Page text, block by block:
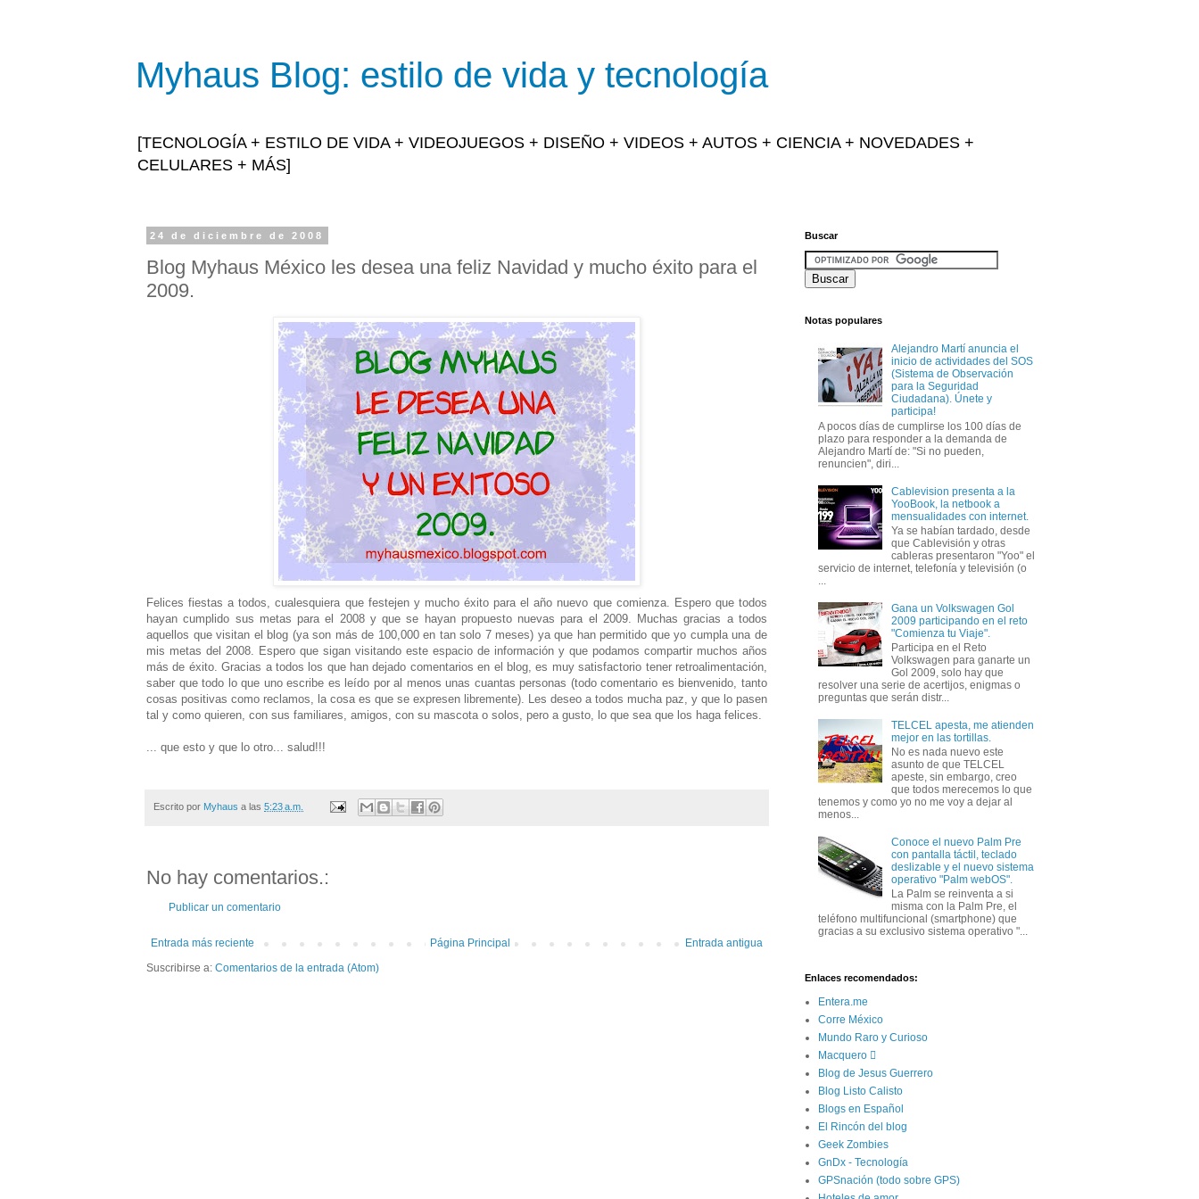
Myhaus Blog: estilo de vida y tecnología
[TECNOLOGÍA + ESTILO DE VIDA + VIDEOJUEGOS + DISEÑO + VIDEOS + AUTOS + CIENCIA + NOVEDADES +
CELULARES + MÁS]
24 de diciembre de 2008
Blog Myhaus México les desea una feliz Navidad y mucho éxito para el
2009.
Felices fiestas a todos, cualesquiera que festejen y mucho éxito para el año nuevo que comienza. Espero que todos
hayan cumplido sus metas para el 2008 y que se hayan propuesto nuevas para el 2009. Muchas gracias a todos
aquellos que visitan el blog (ya son más de 100,000 en tan solo 7 meses) ya que han permitido que yo cumpla una de
mis metas del 2008. Espero que sigan visitando este espacio de información y que podamos compartir muchos años
más de éxito. Gracias a todos los que han dejado comentarios en el blog, es muy satisfactorio tener retroalimentación,
saber que todo lo que uno escribe es leído por al menos unas cuantas personas (todo comentario es bienvenido, tanto
cosas positivas como reclamos, la cosa es que se expresen libremente). Les deseo a todos mucha paz, y que lo pasen
tal y como quieren, con sus familiares, amigos, con su mascota o solos, pero a gusto, lo que sea que los haga felices.
... que esto y que lo otro... salud!!!
Escrito por Myhaus a las 5:23 a.m.
No hay comentarios.:
Publicar un comentario
Entrada más reciente Entrada antigua
Página Principal
Suscribirse a: Comentarios de la entrada (Atom)
Buscar
Notas populares
Alejandro Martí anuncia el
inicio de actividades del SOS
(Sistema de Observación
para la Seguridad
Ciudadana). Únete y
participa!
A pocos días de cumplirse los 100 días de
plazo para responder a la demanda de
Alejandro Martí de: "Si no pueden,
renuncien", diri...
Cablevision presenta a la
YooBook, la netbook a
mensualidades con internet.
Ya se habían tardado, desde
que Cablevisión y otras
cableras presentaron "Yoo" el
servicio de internet, telefonía y televisión (o
...
Gana un Volkswagen Gol
2009 participando en el reto
"Comienza tu Viaje".
Participa en el Reto
Volkswagen para ganarte un
Gol 2009, solo hay que
resolver una serie de acertijos, enigmas o
preguntas que serán distr...
TELCEL apesta, me atienden
mejor en las tortillas.
No es nada nuevo este
asunto de que TELCEL
apeste, sin embargo, creo
que todos merecemos lo que
tenemos y como yo no me voy a dejar al
menos...
Conoce el nuevo Palm Pre
con pantalla táctil, teclado
deslizable y el nuevo sistema
operativo "Palm webOS".
La Palm se reinventa a si
misma con la Palm Pre, el
teléfono multifuncional (smartphone) que
gracias a su exclusivo sistema operativo "...
Enlaces recomendados:
Entera.me
Corre México
Mundo Raro y Curioso
Macquero 
Blog de Jesus Guerrero
Blog Listo Calisto
Blogs en Español
El Rincón del blog
Geek Zombies
GnDx - Tecnología
GPSnación (todo sobre GPS)